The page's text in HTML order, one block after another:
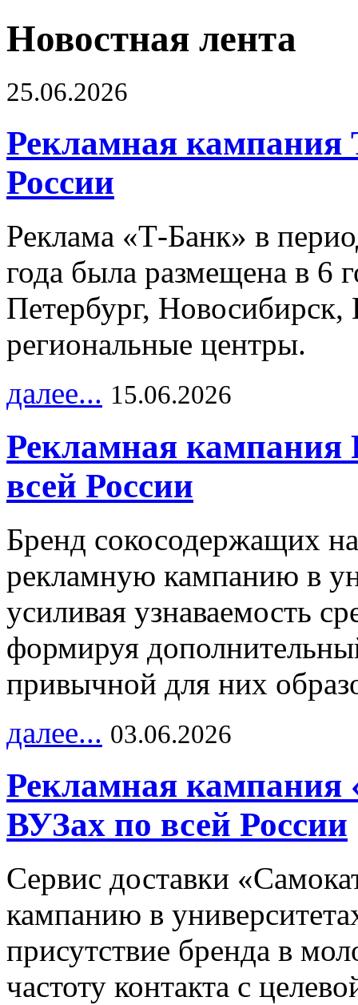
Новостная лента
25.06.2026
Рекламная кампания
России
Реклама «Т-Банк» в
года была размещена в 6
Петербург,
региональные центры.
далее... 15.06.2026
Рекламная
всей России
Бренд сокосодержащих
рекламную кампанию в
усиливая узнаваемость
формируя
привычной для них
далее... 03.06.2026
Рекламная кампания
ВУЗах по всей России
Сервис доставки
кампанию в
присутствие бренда в
частоту контакта с